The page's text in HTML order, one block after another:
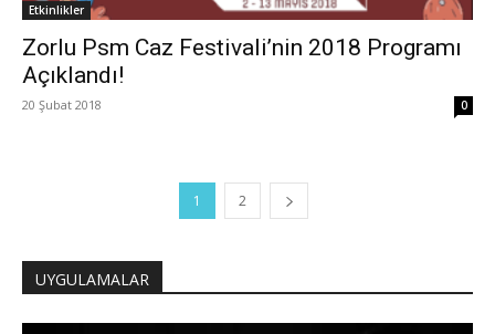
Etkinlikler
Zorlu Psm Caz Festivali’nin 2018 Programı
Açıklandı!
20 Şubat 2018 0
1 2
UYGULAMALAR